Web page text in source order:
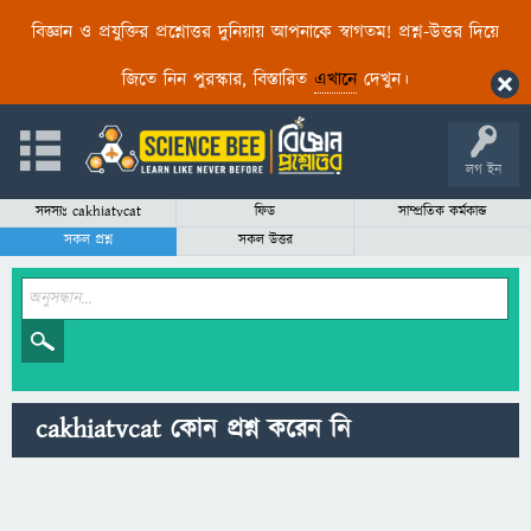
বিজ্ঞান ও প্রযুক্তির প্রশ্নোত্তর দুনিয়ায় আপনাকে স্বাগতম! প্রশ্ন-উত্তর দিয়ে
জিতে নিন পুরস্কার, বিস্তারিত এখানেদেখুন।
লগ ইন
সদস্যঃ cakhiatvcat ফিড
সাম্প্রতিক কর্মকান্ড
সকল প্রশ্ন
সকল উত্তর
cakhiatvcat কোন প্রশ্ন করেন নি